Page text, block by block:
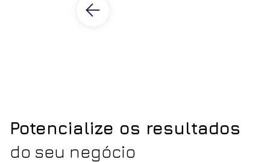
Potencialize os resultados
do seu negócio